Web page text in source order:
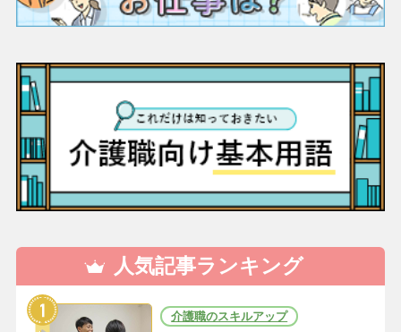
人気記事ランキング
介護職のスキルアップ